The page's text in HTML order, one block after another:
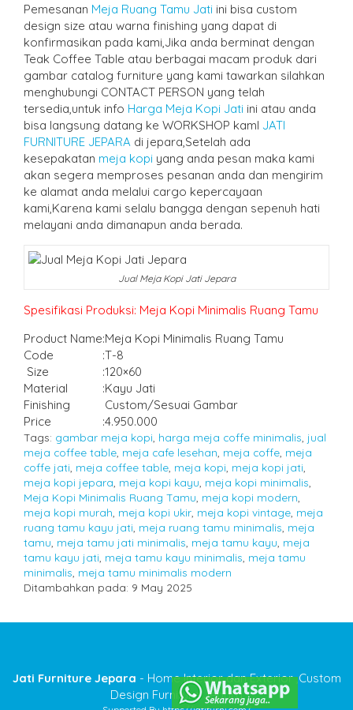
Pemesanan Meja Ruang Tamu Jati ini bisa custom
design size atau warna finishing yang dapat di
konfirmasikan pada kami,Jika anda berminat dengan
Teak Coffee Table atau berbagai macam produk dari
gambar catalog furniture yang kami tawarkan silahkan
menghubungi CONTACT PERSON yang telah
tersedia,untuk info Harga Meja Kopi Jati ini atau anda
bisa langsung datang ke WORKSHOP kamI JATI
FURNITURE JEPARA di jepara,Setelah ada
kesepakatan meja kopi yang anda pesan maka kami
akan segera memproses pesanan anda dan mengirim
ke alamat anda melalui cargo kepercayaan
kami,Karena kami selalu bangga dengan sepenuh hati
melayani anda dimanapun anda berada.
Jual Meja Kopi Jati Jepara
Spesifikasi Produksi: Meja Kopi Minimalis Ruang Tamu
Product Name:Meja Kopi Minimalis Ruang Tamu
Code
:T-8
Size
:120×60
Material
:Kayu Jati
Finishing
Custom/Sesuai Gambar
Price
:4.950.000
Tags: gambar meja kopi harga meja coffe minimalis jual
meja coffee table meja cafe lesehan meja coffe meja
coffe jati meja coffee table meja kopi meja kopi jati
meja kopi jepara meja kopi kayu meja kopi minimalis
Meja Kopi Minimalis Ruang Tamu meja kopi modern
meja kopi murah meja kopi ukir meja kopi vintage meja
ruang tamu kayu jati meja ruang tamu minimalis meja
tamu meja tamu jati minimalis meja tamu kayu meja
tamu kayu jati meja tamu kayu minimalis meja tamu
minimalis meja tamu minimalis modern
Ditambahkan pada: 9 May 2025
Jati Furniture Jepara - Home Interior dan Exterior ,Custom
Design Furniture Jepara